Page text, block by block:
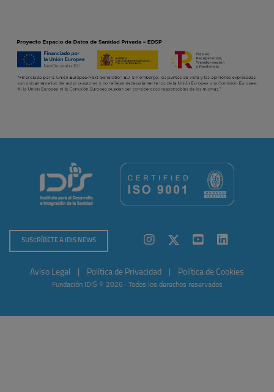
SUSCRÍBETE A IDIS NEWS
Aviso Legal Política de Privacidad Política de Cookies
Fundación IDIS © 2026 · Todos los derechos reservados